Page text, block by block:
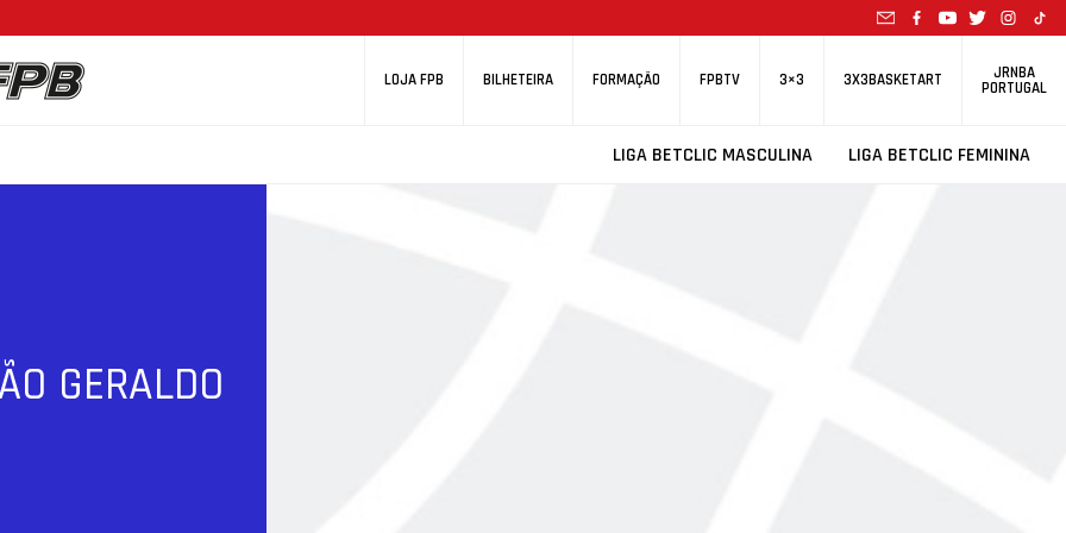
LOJA FPB BILHETEIRA FORMAÇÃO FPBTV 3×3 3X3BASKETART JRNBA
PORTUGAL
LIGA BETCLIC MASCULINA LIGA BETCLIC FEMININA
GERALDO